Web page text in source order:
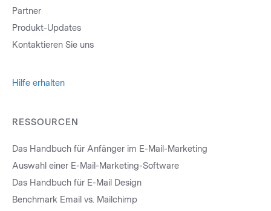
Partner
Produkt-Updates
Kontaktieren Sie uns
Hilfe erhalten
RESSOURCEN
Das Handbuch für Anfänger im E-Mail-Marketing
Auswahl einer E-Mail-Marketing-Software
Das Handbuch für E-Mail Design
Benchmark Email vs. Mailchimp